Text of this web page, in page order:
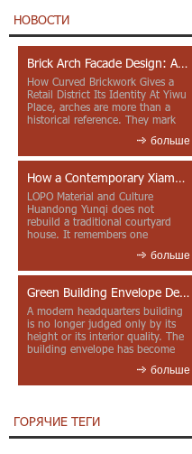
НОВОСТИ
Brick Arch Facade Design: A Closer Look at Yiwu Place
How Curved Brickwork Gives a
Retail District Its Identity At Yiwu
Place, arches are more than a
historical reference. They mark
больше
How a Contemporary Xiamen Project Reframes Minnan Red Brick
LOPO Material and Culture
Huandong Yunqi does not
rebuild a traditional courtyard
house. It remembers one
больше
Green Building Envelope Design: Clay Sunscreen Fins for Modern Headquarters Architecture
A modern headquarters building
is no longer judged only by its
height or its interior quality. The
building envelope has become
больше
ГОРЯЧИЕ ТЕГИ